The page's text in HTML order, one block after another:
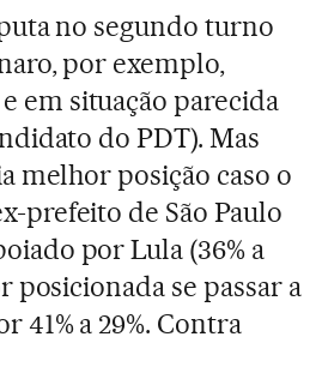
no segundo turno
por exemplo,
em situação parecida
do PDT). Mas
melhor posição caso o
prefeito de São Paulo
por Lula (36% a
posicionada se passar a
41% a 29%. Contra